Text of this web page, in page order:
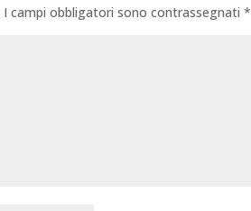
I campi obbligatori sono contrassegnati*